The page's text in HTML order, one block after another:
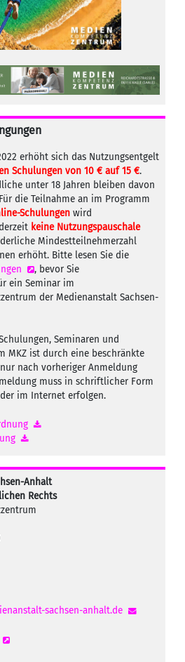
erhöht sich das Nutzungsentgelt
Schulungen von 10 € auf 15 €.
unter 18 Jahren bleiben davon
die Teilnahme an im Programm
Schulungen wird
keine Nutzungspauschale
Mindestteilnehmerzahl
erhöht. Bitte lesen Sie die
, bevor Sie
ein Seminar im
der Medienanstalt Sachsen-
Seminaren und
MKZ ist durch eine beschränkte
nach vorheriger Anmeldung
muss in schriftlicher Form
im Internet erfolgen.
Anhalt
Rechts
sachsen-anhalt.de